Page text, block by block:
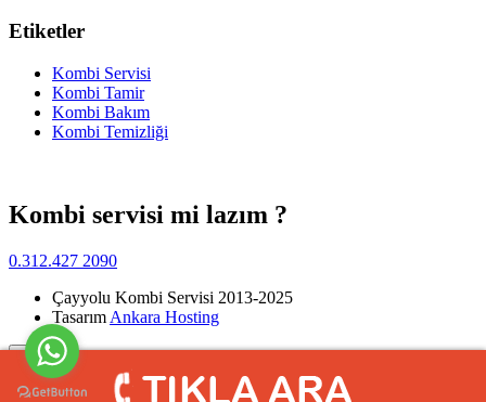
Etiketler
Kombi Servisi
Kombi Tamir
Kombi Bakım
Kombi Temizliği
Kombi servisi mi lazım ?
0.312.427 2090
Çayyolu Kombi Servisi 2013-2025
Tasarım Ankara Hosting
Yukarı
>